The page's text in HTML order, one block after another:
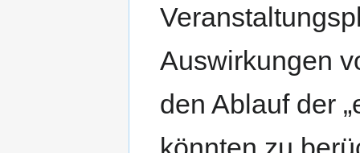
Auswirkungen
den Ablauf der